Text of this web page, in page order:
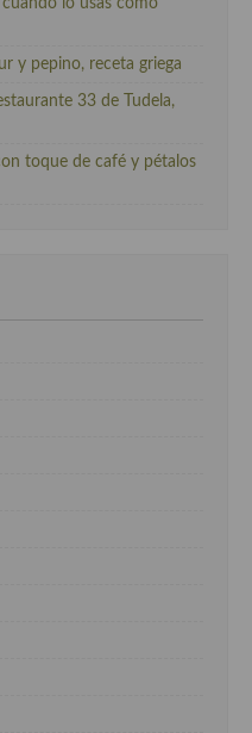
lo usas como
y pepino, receta griega
33 de Tudela,
toque de café y pétalos